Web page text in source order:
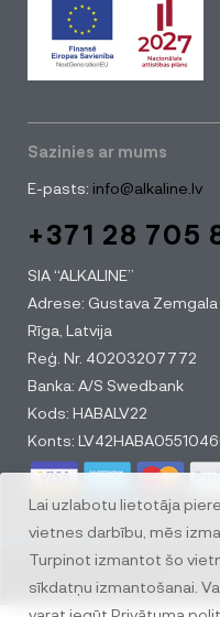
Lai uzlabotu lietotāja
vietnes darbību, mēs
Turpinot izmantot šo
sīkdatņu izmantošanai.
Sazinies ar mums
E-pasts: info@alkaline.lv
+371 28 705
SIA “ALKALINE”
Adrese: Gustava Zemgala
Rīga, Latvija
Reģ. Nr. 40203207772
Banka: A/S Swedbank
Kods: HABALV22
Konts: